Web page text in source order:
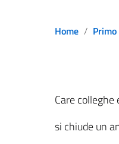
Home
Care colleghe
si chiude un